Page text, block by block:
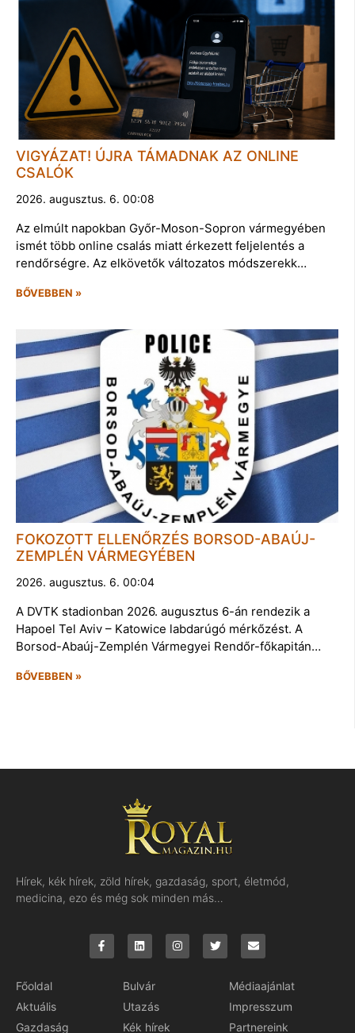
VIGYÁZAT! ÚJRA TÁMADNAK AZ ONLINE
CSALÓK
2026. augusztus. 6. 00:08
Az elmúlt napokban Győr-Moson-Sopron vármegyében
ismét több online csalás miatt érkezett feljelentés a
rendőrségre. Az elkövetők változatos módszerekk…
BŐVEBBEN »
FOKOZOTT ELLENŐRZÉS BORSOD-ABAÚJ-
ZEMPLÉN VÁRMEGYÉBEN
2026. augusztus. 6. 00:04
A DVTK stadionban 2026. augusztus 6-án rendezik a
Hapoel Tel Aviv – Katowice labdarúgó mérkőzést. A
Borsod-Abaúj-Zemplén Vármegyei Rendőr-főkapitán…
BŐVEBBEN »
Hírek, kék hírek, zöld hírek, gazdaság, sport, életmód,
medicina, ezo és még sok minden más…
Főoldal
Aktuális
Gazdaság
Bulvár
Utazás
Kék hírek
Médiaajánlat
Impresszum
Partnereink